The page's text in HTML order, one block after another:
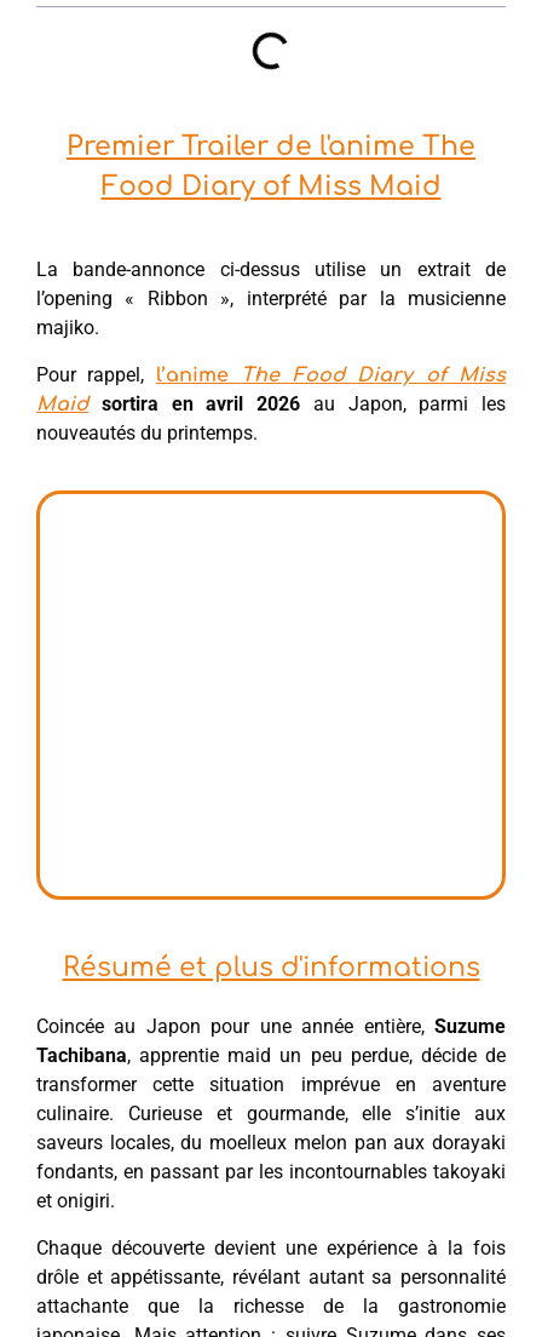
Premier Trailer de l'anime The
Food Diary of Miss Maid
La bande-annonce ci-dessus utilise un extrait de
l’opening « Ribbon », interprété par la musicienne
majiko.
Pour rappel, l’anime
The Food Diary of Miss
Maidsortira en avril 2026 au Japon, parmi les
nouveautés du printemps.
Résumé et plus d'informations
Coincée au Japon pour une année entière,Suzume
Tachibana, apprentie maid un peu perdue, décide de
transformer cette situation imprévue en aventure
culinaire. Curieuse et gourmande, elle s’initie aux
saveurs locales, du moelleux melon pan aux dorayaki
fondants, en passant par les incontournables takoyaki
et onigiri.
Chaque découverte devient une expérience à la fois
drôle et appétissante, révélant autant sa personnalité
attachante que la richesse de la gastronomie